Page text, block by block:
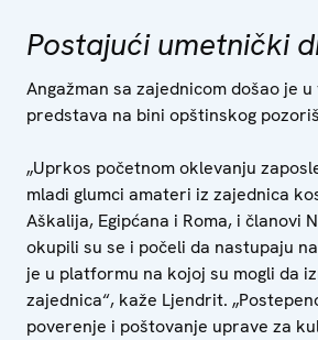
Postajući umetnički
Angažman sa zajednicom došao je
predstava na bini opštinskog
„Uprkos početnom oklevanju
mladi glumci amateri iz zajednica
Aškalija, Egipćana i Roma, i članovi
okupili su se i počeli da nastupaju
je u platformu na kojoj su mogli da
zajednica“, kaže Ljendrit.
poverenje i poštovanje uprave za